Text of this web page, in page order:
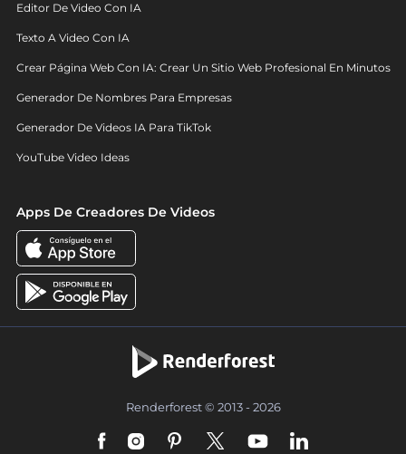
Editor De Video Con IA
Texto A Video Con IA
Crear Página Web Con IA: Crear Un Sitio Web Profesional En Minutos
Generador De Nombres Para Empresas
Generador De Videos IA Para TikTok
YouTube Video Ideas
Apps De Creadores De Videos
Renderforest © 2013 - 2026